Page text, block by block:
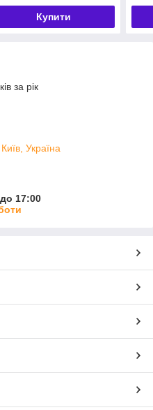
Купити
за рік
Україна
17:00